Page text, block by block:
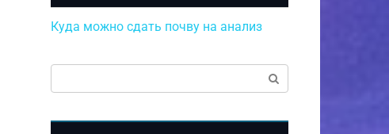
Куда можно сдать почву на анализ